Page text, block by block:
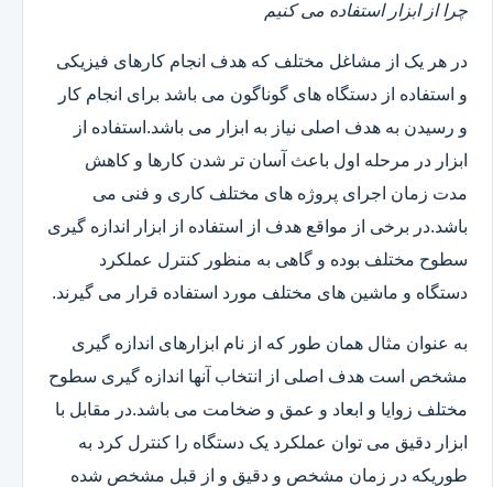
چرا از ابزار استفاده می کنیم
در هر یک از مشاغل مختلف که هدف انجام کارهای فیزیکی
و استفاده از دستگاه های گوناگون می باشد برای انجام کار
و رسیدن به هدف اصلی نیاز به ابزار می باشد.استفاده از
ابزار در مرحله اول باعث آسان تر شدن کارها و کاهش
مدت زمان اجرای پروژه های مختلف کاری و فنی می
باشد.در برخی از مواقع هدف از استفاده از ابزار اندازه گیری
سطوح مختلف بوده و گاهی به منظور کنترل عملکرد
دستگاه و ماشین های مختلف مورد استفاده قرار می گیرند.
به عنوان مثال همان طور که از نام ابزارهای اندازه گیری
مشخص است هدف اصلی از انتخاب آنها اندازه گیری سطوح
مختلف زوایا و ابعاد و عمق و ضخامت می باشد.در مقابل با
ابزار دقیق می توان عملکرد یک دستگاه را کنترل کرد به
طوریکه در زمان مشخص و دقیق و از قبل مشخص شده